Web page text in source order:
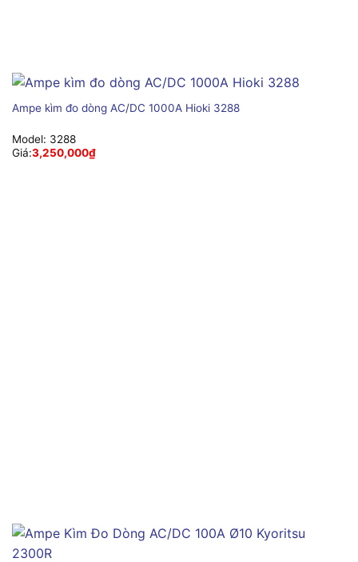
Ampe kìm đo dòng AC/DC 1000A Hioki 3288
Model: 3288
Giá:3,250,000₫